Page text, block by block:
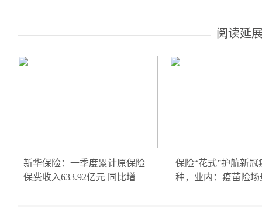
阅读延
新华保险：一季度累计原保险
保费收入633.92亿元 同比增
保险“花式”护航新冠
种，业内：疫苗险场